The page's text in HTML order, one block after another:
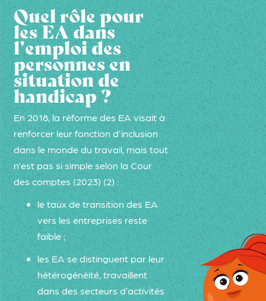
Quel rôle pour
les EA dans
l’emploi des
personnes en
situation de
handicap ?
En 2018, la réforme des EA visait à
renforcer leur fonction d’inclusion
dans le monde du travail, mais tout
n’est pas si simple selon la Cour
des comptes (2023) (2) :
le taux de transition des EA
vers les entreprises reste
faible ;
les EA se distinguent par leur
hétérogénéité, travaillent
dans des secteurs d’activités